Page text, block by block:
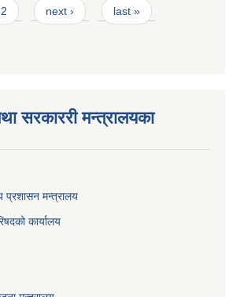
2 next › last »
सरकाररी मन्त्रालयका
प्रशासन मन्त्रालय
कार्यालय